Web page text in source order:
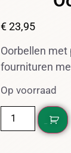
€23,95
Oorbellen
fournituren
Op voorraad